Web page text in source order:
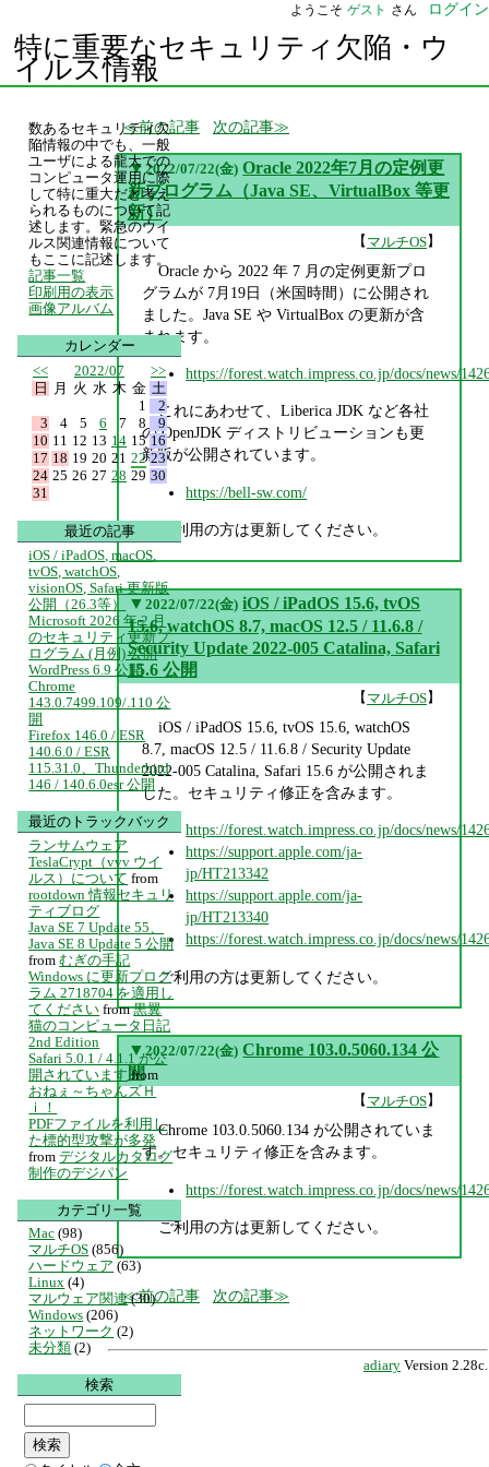
ようこそ ゲスト さん ログイン
特に重要なセキュリティ欠陥・ウ
イルス情報
前の記事 次の記事
▼ 2022/07/22(金) Oracle 2022年7月の定例更
新プログラム（Java SE、VirtualBox 等更
新）
【マルチOS】
Oracle から 2022 年 7 月の定例更新プロ
グラムが 7月19日（米国時間）に公開され
ました。Java SE や VirtualBox の更新が含
まれます。
https://forest.watch.impress.co.jp/docs/news/
これにあわせて、Liberica JDK など各社
の OpenJDK ディストリビューションも更
新版が公開されています。
https://bell-sw.com/
ご利用の方は更新してください。
▼ 2022/07/22(金) iOS / iPadOS 15.6, tvOS
15.6, watchOS 8.7, macOS 12.5 / 11.6.8 /
Security Update 2022-005 Catalina, Safari
15.6 公開
【マルチOS】
iOS / iPadOS 15.6, tvOS 15.6, watchOS
8.7, macOS 12.5 / 11.6.8 / Security Update
2022-005 Catalina, Safari 15.6 が公開されま
した。セキュリティ修正を含みます。
https://forest.watch.impress.co.jp/docs/news/
https://support.apple.com/ja-
jp/HT213342
https://support.apple.com/ja-
jp/HT213340
https://forest.watch.impress.co.jp/docs/news/
ご利用の方は更新してください。
▼2022/07/22(金) Chrome 103.0.5060.134 公
開
【 マルチOS】
Chrome 103.0.5060.134 が公開されていま
す。セキュリティ修正を含みます。
https://forest.watch.impress.co.jp/docs/news/
ご利用の方は更新してください。
前の記事 次の記事
adiary Version 2.28c.
数あるセキュリティ欠
陥情報の中でも、一般
ユーザによる龍大での
コンピュータ運用に際
して特に重大だと考え
られるものについて記
述します。緊急のウイ
ルス関連情報について
もここに記述します。
記事一覧
印刷用の表示
画像アルバム
カレンダー
<<
2022/07
>>
日
月 火 水 木 金 土
1
2
3
4 5 6 7 8
9
10 11 12 13 14 15 16
17 18 19 20 21 22 23
24 25 26 27 28 29 30
31
最近の記事
iOS / iPadOS, macOS,
tvOS, watchOS,
visionOS, Safari 更新版
公開（26.3等）
Microsoft 2026 年 2 月
のセキュリティ更新プ
ログラム (月例) 公開
WordPress 6.9 公開
Chrome
143.0.7499.109/.110 公
開
Firefox 146.0 / ESR
140.6.0 / ESR
115.31.0、Thunderbird
146 / 140.6.0esr 公開
最近のトラックバック
ランサムウェア
TeslaCrypt（vvv ウイ
ルス）について from
rootdown 情報セキュリ
ティブログ
Java SE 7 Update 55、
Java SE 8 Update 5 公開
from むぎの手記
Windows に更新プログ
ラム 2718704 を適用し
てください from 黒翼
猫のコンピュータ日記
2nd Edition
Safari 5.0.1 / 4.1.1 が公
開されています from
おねぇ～ちゃんズＨ
ｉ！
PDFファイルを利用し
た標的型攻撃が多発
from デジタルカタログ
制作のデジパン
カテゴリ一覧
Mac (98)
マルチOS (856)
ハードウェア (63)
Linux (4)
マルウェア関連(30)
Windows (206)
ネットワーク (2)
未分類 (2)
検索